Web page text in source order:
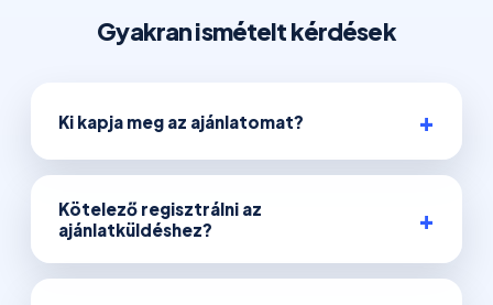
Gyakran ismételt kérdések
Ki kapja meg az ajánlatomat?
Kötelező regisztrálni az
ajánlatküldéshez?